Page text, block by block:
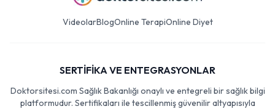
VideolarBlogOnline TerapiOnline Diyet
SERTİFİKA VE ENTEGRASYONLAR
Doktorsitesi.com Sağlık Bakanlığı onaylı ve entegreli bir sağlık bilgi
platformudur. Sertifikaları ile tescillenmiş güvenilir altyapısıyla